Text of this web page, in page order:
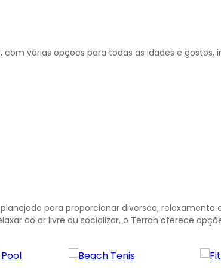
com várias opções para todas as idades e gostos,
para proporcionar diversão, relaxamento
ao ar livre ou socializar, o Terrah oferece